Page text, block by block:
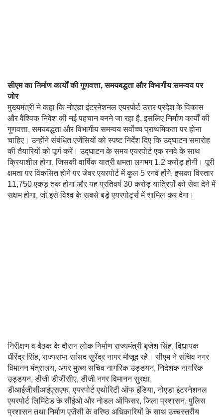
सीएम का निर्माण कार्यों की गुणवत्ता, समयबद्धता और विभागीय समन्वय पर
जोर
मुख्यमंत्री ने कहा कि नोएडा इंटरनेशनल एयरपोर्ट उत्तर प्रदेश के विकास
और वैश्विक निवेश की नई पहचान बनने जा रहा है, इसलिए निर्माण कार्यों की
गुणवत्ता, समयबद्धता और विभागीय समन्वय सर्वोच्च प्राथमिकता पर होना
चाहिए। उन्होंने संबंधित एजेंसियों को स्पष्ट निर्देश दिए कि उद्घाटन समारोह
की तैयारियों को पूर्ण करें। उद्घाटन के समय एयरपोर्ट एक रनवे के साथ
क्रियाशील होगा, जिसकी वार्षिक यात्री क्षमता लगभग 1.2 करोड़ होगी। पूरी
क्षमता पर विकसित होने पर जेवर एयरपोर्ट में कुल 5 रनवे होंगे, इसका विस्तार
11,750 एकड़ तक होगा और यह प्रतिवर्ष 30 करोड़ यात्रियों को सेवा देने में
सक्षम होगा, जो इसे विश्व के सबसे बड़े एयरपोर्ट्स में शामिल कर देगा।
निरीक्षण व बैठक के दौरान लोक निर्माण राज्यमंत्री बृजेश सिंह, विधायक
धीरेंद्र सिंह, राज्यसभा सांसद सुरेंद्र नागर मौजूद रहे। सीएम ने सचिव नगर
विमानन मंत्रालय, अपर मुख्य सचिव नागरिक उड्डयन, निदेशक नागरिक
उड्डयन, डीजी डीजीसीए, डीजी नगर विमानन सुरक्षा,
डीआईजीसीआईएसएफ, एयरपोर्ट एथोरिटी ऑफ इंडिया, नोएडा इंटरनेशनल
एयरपोर्ट लिमिटेड के सीईओ और नोडल ऑफिसर, जिला प्रशासन, पुलिस
प्रशासन तथा निर्माण एजेंसी के वरिष्ठ अधिकारियों के साथ उच्चस्तरीय